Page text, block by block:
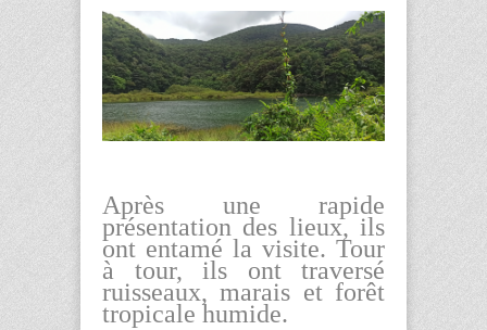
Après une rapide
présentation des lieux, ils
ont entamé la visite. Tour
à tour, ils ont traversé
ruisseaux, marais et forêt
tropicale humide.